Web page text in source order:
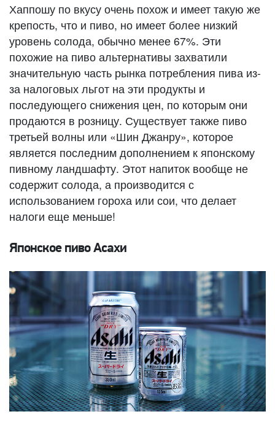
Хаппошу по вкусу очень похож и имеет такую ​​же
крепость, что и пиво, но имеет более низкий
уровень солода, обычно менее 67%. Эти
похожие на пиво альтернативы захватили
значительную часть рынка потребления пива из-
за налоговых льгот на эти продукты и
последующего снижения цен, по которым они
продаются в розницу. Существует также пиво
третьей волны или «Шин Джанру», которое
является последним дополнением к японскому
пивному ландшафту. Этот напиток вообще не
содержит солода, а производится с
использованием гороха или сои, что делает
налоги еще меньше!
Японское пиво Асахи